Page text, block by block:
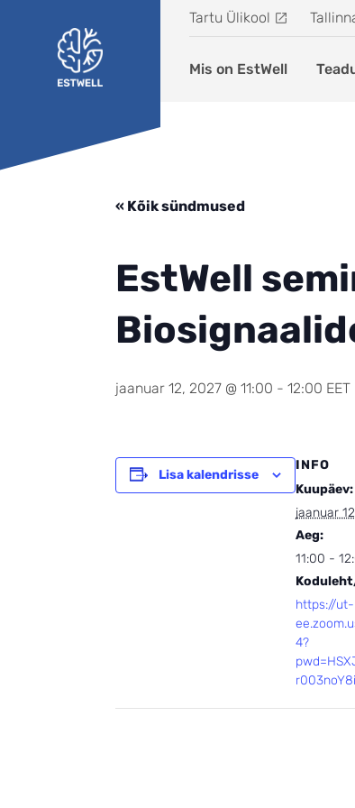
Tartu Ülikool
Mis on EstWell
« Kõik sündmused
EstWell
jaanuar 12, 2027 @ 11:00 - 12:00 EET
Lisa kalendrisse
INFO
Kuupäev:
jaanuar
Aeg:
11:00 -
https://ut-
4?